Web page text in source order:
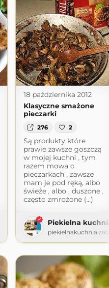
18 października 2012
Klasyczne smażone
pieczarki
276 2
Są produkty które
prawie zawsze goszczą
w mojej kuchni , tym
razem mowa o
pieczarkach , zawsze
mam je pod ręką, albo
świeże , albo , duszone ,
często zmrożone (...)
Piekielna